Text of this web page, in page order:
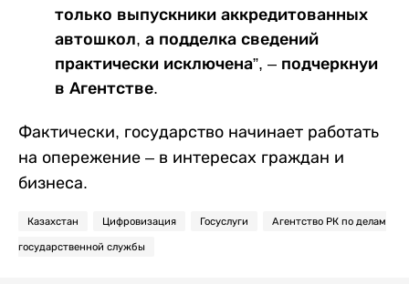
только выпускники аккредитованных
автошкол, а подделка сведений
практически исключена”, – подчеркнуи
в Агентстве.
Фактически, государство начинает работать
на опережение – в интересах граждан и
бизнеса.
Казахстан Цифровизация Госуслуги Агентство РК по делам
государственной службы